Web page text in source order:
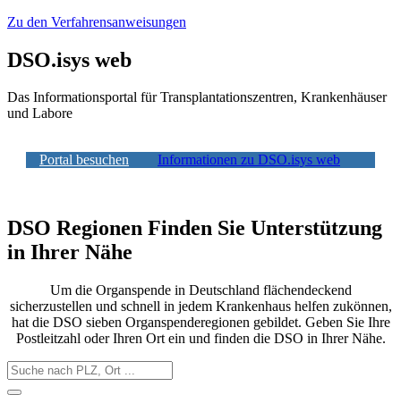
Zu den Verfahrensanweisungen
DSO.isys web
Das Informationsportal für Transplantationszentren, Krankenhäuser
und Labore​
Portal besuchen Informationen zu DSO.isys web
DSO Regionen Finden Sie Unterstützung
in Ihrer Nähe
Um die Organspende in Deutschland flächendeckend
sicherzustellen und schnell in jedem Krankenhaus helfen zukönnen,
hat die DSO sieben Organspenderegionen gebildet. Geben Sie Ihre
Postleitzahl oder Ihren Ort ein und finden die DSO in Ihrer Nähe.